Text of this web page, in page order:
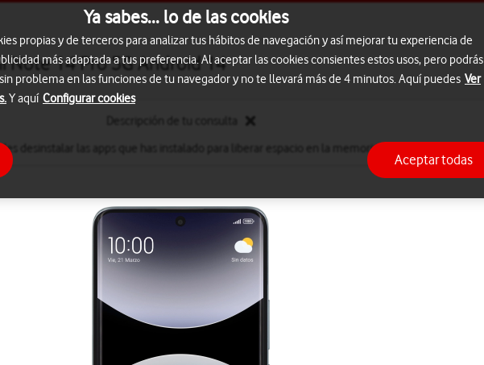
Note 14 Pro 5G Android 14
desinstalar las apps que has instalado para liberar espacio en la memoria.
Ya sabes... lo de las cookies
propias y de terceros para analizar tus hábitos de navegación y así mejorar tu experiencia de
más adaptada a tus preferencia. Al aceptar las cookies consientes estos usos, pero podrás
problema en las funciones de tu navegador y no te llevará más de 4 minutos. Aquí puedes Ver
Y aquí Configurar cookies
Aceptar todas